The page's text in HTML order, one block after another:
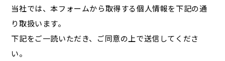
当社では、本フォームから取得する個人情報を下記の通
り取扱います。
下記をご一読いただき、ご同意の上で送信してくださ
い。